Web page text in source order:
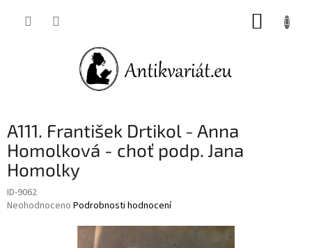
A111. František Drtikol - Anna
Homolková - choť podp. Jana
Homolky
ID-9062
Průměrné
Neohodnoceno Podrobnosti hodnocení